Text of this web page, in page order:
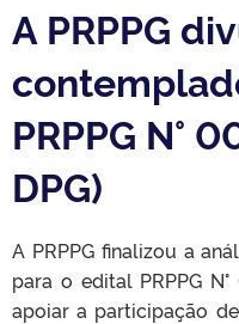
A PRPPG
PRPPG N°
DPG)
A PRPPG finalizou a
para o edital PRPPG
apoiar a participação